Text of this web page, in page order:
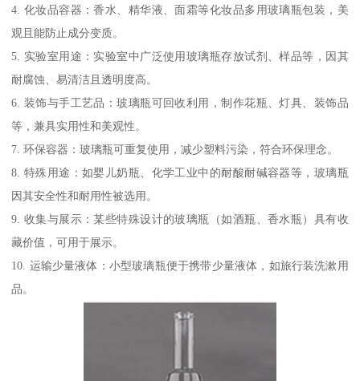
4. 化妆品容器：香水、精华液、面霜等化妆品多用玻璃瓶包装，美
观且能防止成分变质。
5. 实验室用途：实验室中广泛使用玻璃瓶存放试剂、样品等，因其
耐腐蚀、易清洁且透明度高。
6. 装饰与手工艺品：玻璃瓶可回收利用，制作花瓶、灯具、装饰品
等，兼具实用性和美观性。
7. 环保容器：玻璃瓶可重复使用，减少塑料污染，符合环保理念。
8. 特殊用途：如婴儿奶瓶、化学工业中的耐酸耐碱容器等，玻璃瓶
因其安全性和耐用性被选用。
9. 收集与展示：某些特殊设计的玻璃瓶（如酒瓶、香水瓶）具有收
藏价值，可用于展示。
10. 运输少量液体：小型玻璃瓶便于携带少量液体，如旅行装洗漱用
品。